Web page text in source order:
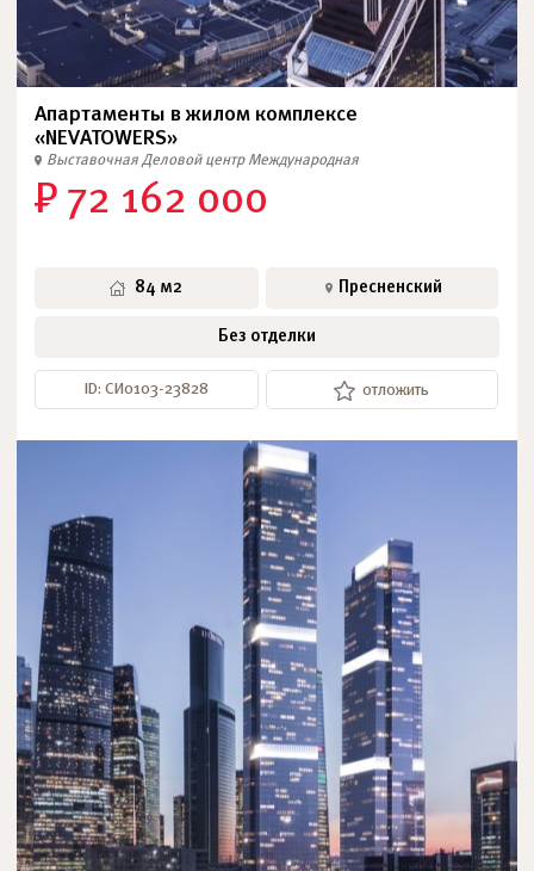
Апартаменты в жилом комплексе
«NEVATOWERS»
Выставочная Деловой центр Международная
₽ 72 162 000
84 м2 Пресненский
Без отделки
ID: СИ0103-23828 отложить